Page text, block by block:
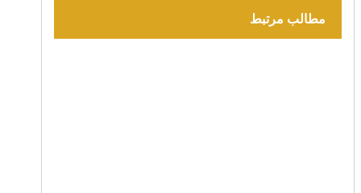
مطالب مرتبط